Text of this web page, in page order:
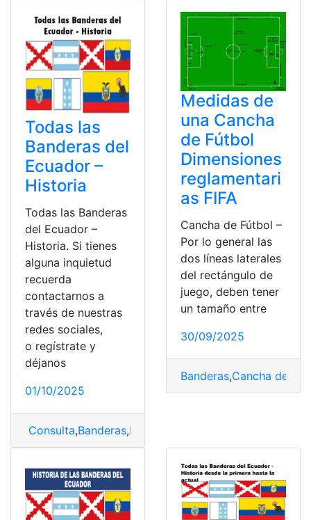
Todas las
Banderas del
Ecuador –
Historia
Todas las Banderas
del Ecuador –
Historia. Si tienes
alguna inquietud
recuerda
contactarnos a
través de nuestras
redes sociales,
o regístrate y
déjanos
01/10/2025
Consulta,Banderas,Banderas del Ecuador
Medidas de
una Cancha
de Fútbol
Dimensiones
reglamentari
as FIFA
Cancha de Fútbol –
Por lo general las
dos líneas laterales
del rectángulo de
juego, deben tener
un tamaño entre
30/09/2025
Banderas,Cancha de